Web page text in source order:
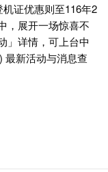
证优惠则至116年2
，展开一场惊喜不
」详情，可上台中
最新活动与消息查